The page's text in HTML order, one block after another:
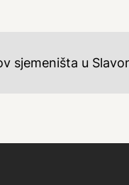
sjemeništa u